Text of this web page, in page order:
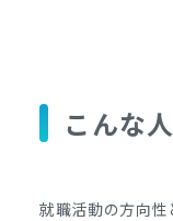
こんな
就職活動の方向